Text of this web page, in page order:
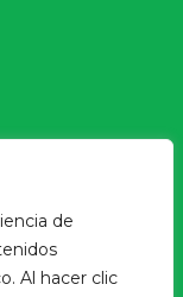
de
Al hacer clic